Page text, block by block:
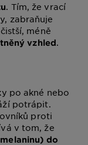
. Tím, že vrací
zabraňuje
méně
vzhled.
po akné nebo
potrápit.
proti
v tom, že
do